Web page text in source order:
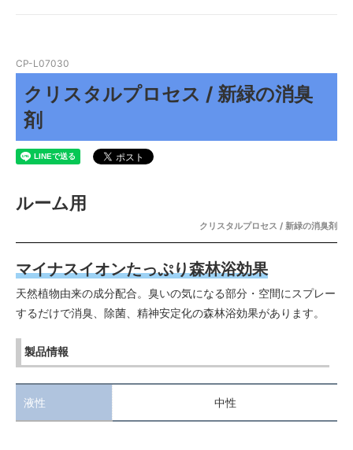
CP-L07030
クリスタルプロセス / 新緑の消臭
剤
ルーム用
クリスタルプロセス / 新緑の消臭剤
マイナスイオンたっぷり森林浴効果
天然植物由来の成分配合。臭いの気になる部分・空間にスプレー
するだけで消臭、除菌、精神安定化の森林浴効果があります。
製品情報
液性 中性